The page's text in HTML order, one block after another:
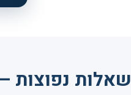
שאלות נפוצות